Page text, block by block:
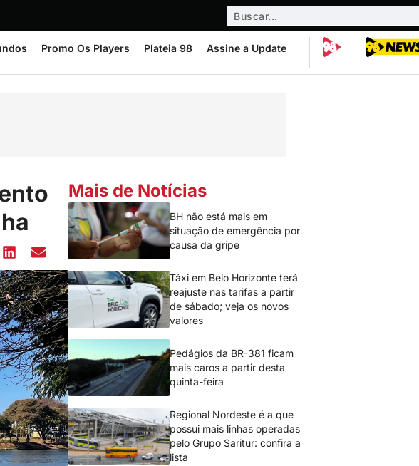
Promo Os Players Plateia 98 Assine a Update
Mais de Notícias
BH não está mais em
situação de emergência por
causa da gripe
Táxi em Belo Horizonte terá
reajuste nas tarifas a partir
de sábado; veja os novos
valores
Pedágios da BR-381 ficam
mais caros a partir desta
quinta-feira
Regional Nordeste é a que
possui mais linhas operadas
pelo Grupo Saritur: confira a
lista